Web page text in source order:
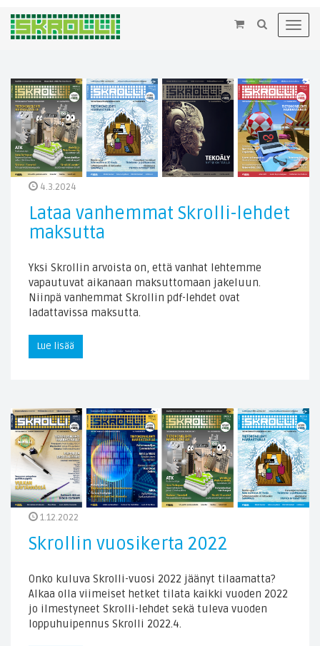
×
4.3.2024
Lataa vanhemmat Skrolli-lehdet
maksutta
Yksi Skrollin arvoista on, että vanhat lehtemme
vapautuvat aikanaan maksuttomaan jakeluun.
Niinpä vanhemmat Skrollin pdf-lehdet ovat
ladattavissa maksutta.
Lue lisää
1.12.2022
Skrollin vuosikerta 2022
Onko kuluva Skrolli-vuosi 2022 jäänyt tilaamatta?
Alkaa olla viimeiset hetket tilata kaikki vuoden 2022
jo ilmestyneet Skrolli-lehdet sekä tuleva vuoden
loppuhuipennus Skrolli 2022.4.